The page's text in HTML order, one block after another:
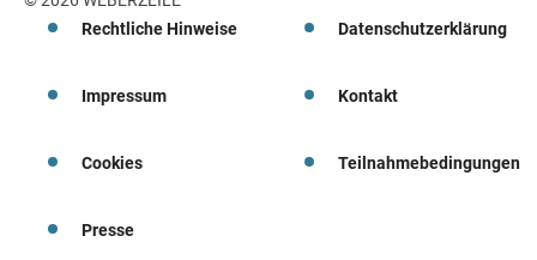
Rechtliche Hinweise
Datenschutzerklärung
Impressum Kontakt
Cookies Teilnahmebedingungen
Presse